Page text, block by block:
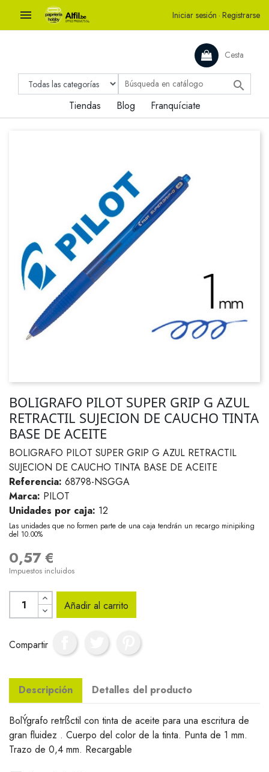
 Iniciar sesión · Registrarse
Cesta

Tiendas Blog Franquíciate
BOLIGRAFO PILOT SUPER GRIP G AZUL
RETRACTIL SUJECION DE CAUCHO TINTA
BASE DE ACEITE
BOLIGRAFO PILOT SUPER GRIP G AZUL RETRACTIL
SUJECION DE CAUCHO TINTA BASE DE ACEITE
Referencia: 68798-NSGGA
Marca: PILOT
Unidades por caja: 12
Las unidades que no formen parte de una caja tendrán un recargo minipiking
del 10.00%
0,57 €
Impuestos incluidos
Añadir al carrito
Compartir
Descripción Detalles del producto
BolÝgrafo retrßctil con tinta de aceite para una escritura de
gran fluidez . Cuerpo del color de la tinta. Punta de 1 mm.
Trazo de 0,4 mm. Recargable